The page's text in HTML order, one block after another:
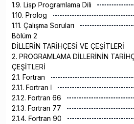
1.9. Lisp Programlama Dili
1.10. Prolog
1.11. Çalışma Soruları
Bölüm 2
DİLLERİN TARİHÇESİ VE ÇEŞİTLERİ
2. PROGRAMLAMA DİLLERİNİN
ÇEŞİTLERİ
2.1. Fortran
2.1.1. Fortran I
2.1.2. Fortran 66
2.1.3. Fortran 77
2.1.4. Fortran 90